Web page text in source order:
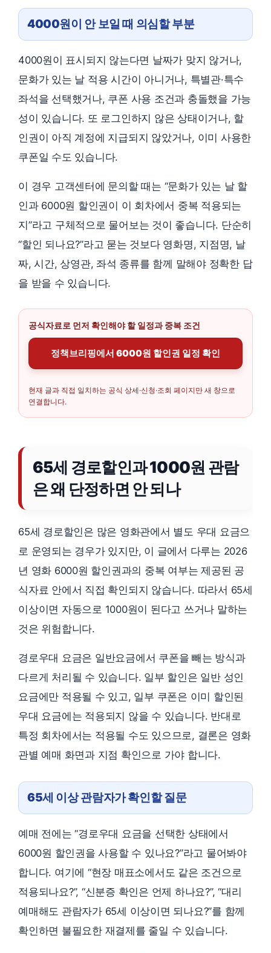
4000원이 안 보일 때 의심할 부분
4000원이 표시되지 않는다면 날짜가 맞지 않거나,
문화가 있는 날 적용 시간이 아니거나, 특별관·특수
좌석을 선택했거나, 쿠폰 사용 조건과 충돌했을 가능
성이 있습니다. 또 로그인하지 않은 상태이거나, 할
인권이 아직 계정에 지급되지 않았거나, 이미 사용한
쿠폰일 수도 있습니다.
이 경우 고객센터에 문의할 때는 “문화가 있는 날 할
인과 6000원 할인권이 이 회차에서 중복 적용되는
지”라고 구체적으로 물어보는 것이 좋습니다. 단순히
“할인 되나요?”라고 묻는 것보다 영화명, 지점명, 날
짜, 시간, 상영관, 좌석 종류를 함께 말해야 정확한 답
을 받을 수 있습니다.
공식자료로 먼저 확인해야 할 일정과 중복 조건
정책브리핑에서 6000원 할인권 일정 확인
현재 글과 직접 일치하는 공식 상세·신청·조회 페이지만 새 창으로
연결합니다.
65세 경로할인과 1000원 관람
은 왜 단정하면 안 되나
65세 경로할인은 많은 영화관에서 별도 우대 요금으
로 운영되는 경우가 있지만, 이 글에서 다루는 2026
년 영화 6000원 할인권과의 중복 여부는 제공된 공
식자료 안에서 직접 확인되지 않습니다. 따라서 65세
이상이면 자동으로 1000원이 된다고 쓰거나 말하는
것은 위험합니다.
경로우대 요금은 일반요금에서 쿠폰을 빼는 방식과
다르게 처리될 수 있습니다. 일부 할인은 일반 성인
요금에만 적용될 수 있고, 일부 쿠폰은 이미 할인된
우대 요금에는 적용되지 않을 수 있습니다. 반대로
특정 회차에서는 적용될 수도 있으므로, 결론은 영화
관별 예매 화면과 지점 확인으로 가야 합니다.
65세 이상 관람자가 확인할 질문
예매 전에는 “경로우대 요금을 선택한 상태에서
6000원 할인권을 사용할 수 있나요?”라고 물어봐야
합니다. 여기에 “현장 매표소에서도 같은 조건으로
적용되나요?”, “신분증 확인은 언제 하나요?”, “대리
예매해도 관람자가 65세 이상이면 되나요?”를 함께
확인하면 불필요한 재결제를 줄일 수 있습니다.